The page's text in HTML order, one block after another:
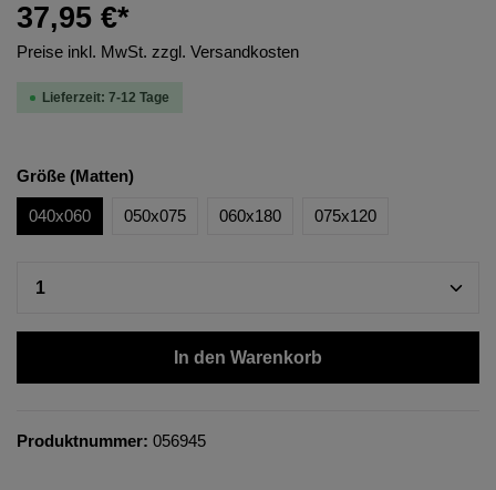
37,95 €*
Preise inkl. MwSt. zzgl. Versandkosten
Lieferzeit: 7-12 Tage
Größe (Matten)
040x060 050x075 060x180 075x120
In den Warenkorb
Produktnummer: 056945